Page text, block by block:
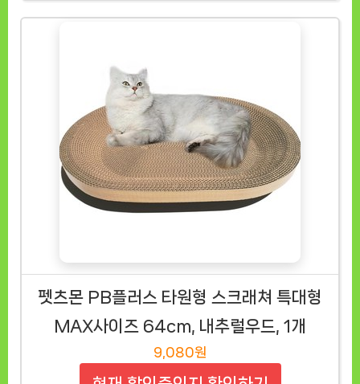
펫츠몬 PB플러스 타원형 스크래쳐 특대형
MAX사이즈 64cm, 내추럴우드, 1개
9,080원